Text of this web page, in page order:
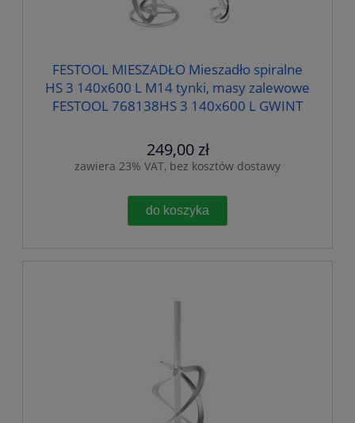
FESTOOL MIESZADŁO Mieszadło spiralne
HS 3 140x600 L M14 tynki, masy zalewowe
FESTOOL 768138HS 3 140x600 L GWINT
249,00 zł
zawiera 23% VAT, bez kosztów dostawy
do koszyka